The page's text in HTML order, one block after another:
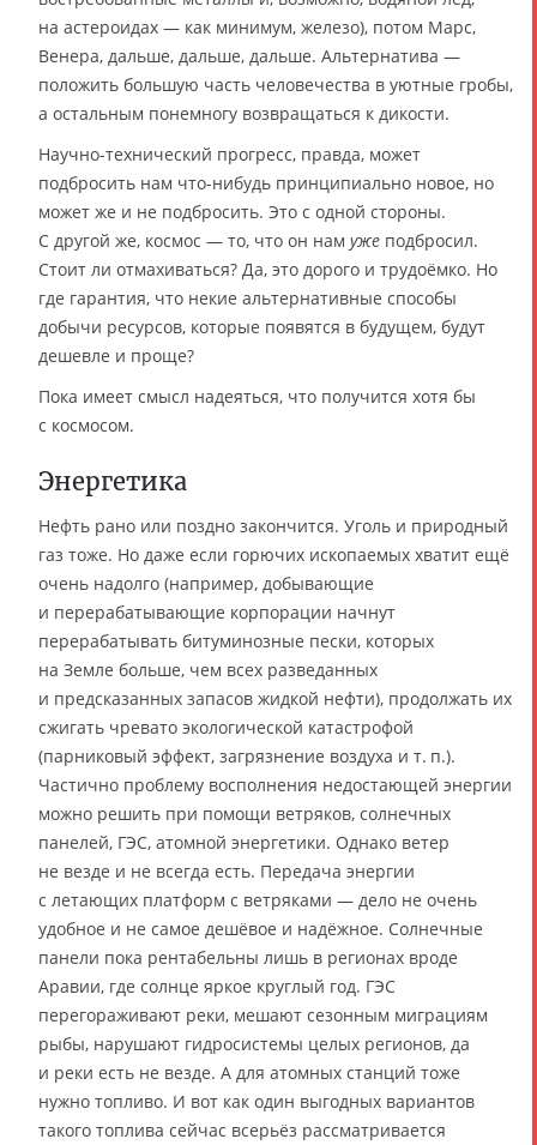
на астероидах — как минимум, железо), потом Марс,
Венера, дальше, дальше, дальше. Альтернатива —
положить большую часть человечества в уютные гробы,
а остальным понемногу возвращаться к дикости.
Научно-технический прогресс, правда, может
подбросить нам что-нибудь принципиально новое, но
может же и не подбросить. Это с одной стороны.
С другой же, космос — то, что он нам уже подбросил.
Стоит ли отмахиваться? Да, это дорого и трудоёмко. Но
где гарантия, что некие альтернативные способы
добычи ресурсов, которые появятся в будущем, будут
дешевле и проще?
Пока имеет смысл надеяться, что получится хотя бы
с космосом.
Энергетика
Нефть рано или поздно закончится. Уголь и природный
газ тоже. Но даже если горючих ископаемых хватит ещё
очень надолго (например, добывающие
и перерабатывающие корпорации начнут
перерабатывать битуминозные пески, которых
на Земле больше, чем всех разведанных
и предсказанных запасов жидкой нефти), продолжать их
сжигать чревато экологической катастрофой
(парниковый эффект, загрязнение воздуха и т. п.).
Частично проблему восполнения недостающей энергии
можно решить при помощи ветряков, солнечных
панелей, ГЭС, атомной энергетики. Однако ветер
не везде и не всегда есть. Передача энергии
с летающих платформ с ветряками — дело не очень
удобное и не самое дешёвое и надёжное. Солнечные
панели пока рентабельны лишь в регионах вроде
Аравии, где солнце яркое круглый год. ГЭС
перегораживают реки, мешают сезонным миграциям
рыбы, нарушают гидросистемы целых регионов, да
и реки есть не везде. А для атомных станций тоже
нужно топливо. И вот как один выгодных вариантов
такого топлива сейчас всерьёз рассматривается